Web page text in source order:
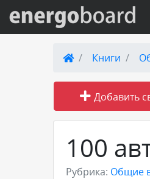
Вход на сайт
Поиск по сайту
Публикации
Книги
Добавить
100
Рубрика: Общие